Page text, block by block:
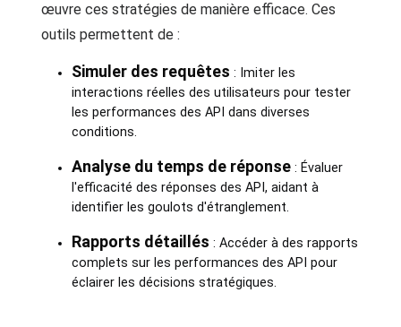
œuvre ces stratégies de manière efficace. Ces
outils permettent de :
Simuler des requêtes : Imiter les
interactions réelles des utilisateurs pour tester
les performances des API dans diverses
conditions.
Analyse du temps de réponse: Évaluer
l'efficacité des réponses des API, aidant à
identifier les goulots d'étranglement.
Rapports détaillés : Accéder à des rapports
complets sur les performances des API pour
éclairer les décisions stratégiques.